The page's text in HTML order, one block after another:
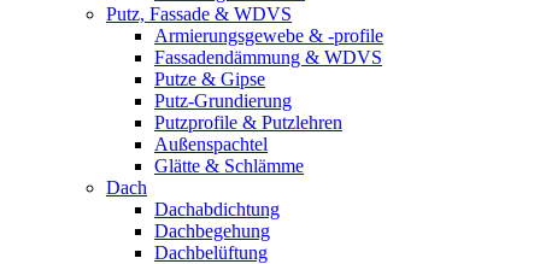
Putz, Fassade & WDVS
Armierungsgewebe & -profile
Fassadendämmung & WDVS
Putze & Gipse
Putz-Grundierung
Putzprofile & Putzlehren
Außenspachtel
Glätte & Schlämme
Dach
Dachabdichtung
Dachbegehung
Dachbelüftung